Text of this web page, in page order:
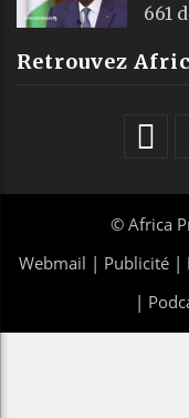
661
Retrouvez
© Africa
Webmail | Publicité |
|